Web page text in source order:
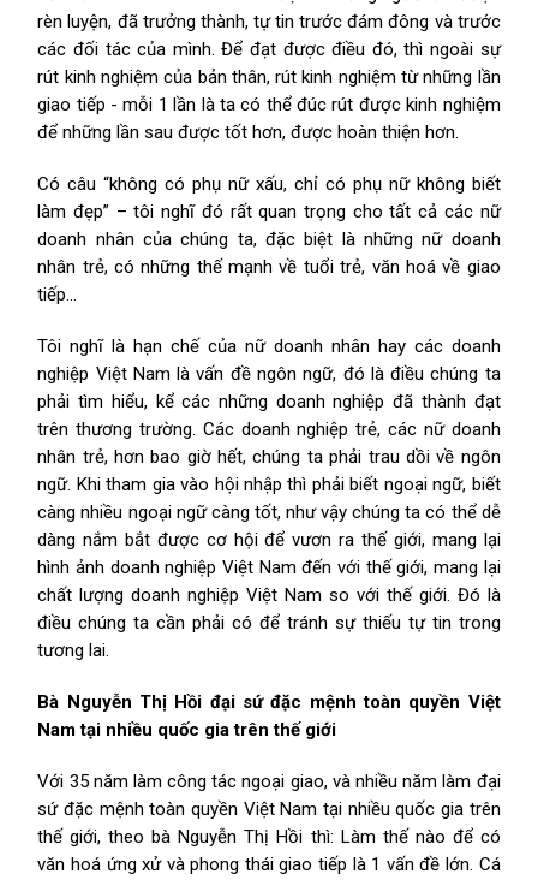
rèn luyện, đã trưởng thành, tự tin trước đám đông và trước
các đối tác của mình. Để đạt được điều đó, thì ngoài sự
rút kinh nghiệm của bản thân, rút kinh nghiệm từ những lần
giao tiếp - mỗi 1 lần là ta có thể đúc rút được kinh nghiệm
để những lần sau được tốt hơn, được hoàn thiện hơn.
Có câu “không có phụ nữ xấu, chỉ có phụ nữ không biết
làm đẹp” – tôi nghĩ đó rất quan trọng cho tất cả các nữ
doanh nhân của chúng ta, đặc biệt là những nữ doanh
nhân trẻ, có những thế mạnh về tuổi trẻ, văn hoá về giao
tiếp…
Tôi nghĩ là hạn chế của nữ doanh nhân hay các doanh
nghiệp Việt Nam là vấn đề ngôn ngữ, đó là điều chúng ta
phải tìm hiểu, kể các những doanh nghiệp đã thành đạt
trên thương trường. Các doanh nghiệp trẻ, các nữ doanh
nhân trẻ, hơn bao giờ hết, chúng ta phải trau dồi về ngôn
ngữ. Khi tham gia vào hội nhập thì phải biết ngoại ngữ, biết
càng nhiều ngoại ngữ càng tốt, như vậy chúng ta có thể dễ
dàng nắm bắt được cơ hội để vươn ra thế giới, mang lại
hình ảnh doanh nghiệp Việt Nam đến với thế giới, mang lại
chất lượng doanh nghiệp Việt Nam so với thế giới. Đó là
điều chúng ta cần phải có để tránh sự thiếu tự tin trong
tương lai.
Bà Nguyễn Thị Hồi đại sứ đặc mệnh toàn quyền Việt
Nam tại nhiều quốc gia trên thế giới
Với 35 năm làm công tác ngoại giao, và nhiều năm làm đại
sứ đặc mệnh toàn quyền Việt Nam tại nhiều quốc gia trên
thế giới, theo bà Nguyễn Thị Hồi thì: Làm thế nào để có
văn hoá ứng xử và phong thái giao tiếp là 1 vấn đề lớn. Cá